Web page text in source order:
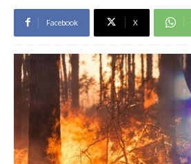
Facebook X